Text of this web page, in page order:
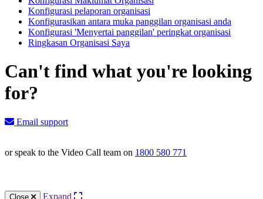
Konfigurasi pelaporan organisasi
Konfigurasikan antara muka panggilan organisasi anda
Konfigurasi 'Menyertai panggilan' peringkat organisasi
Ringkasan Organisasi Saya
Can't find what you're looking
for?
Email support
or speak to the Video Call team on 1800 580 771
Close
Expand